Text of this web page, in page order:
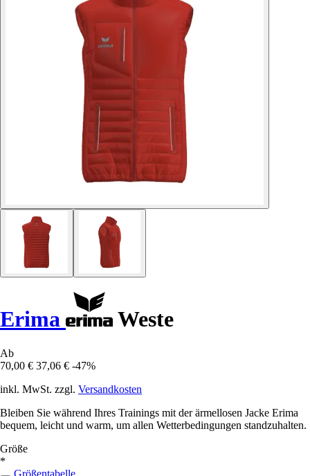
Erima Weste
Ab
70,00 € 37,06 € -47%
inkl. MwSt. zzgl. Versandkosten
Bleiben Sie während Ihres Trainings mit der ärmellosen Jacke Erima
bequem, leicht und warm, um allen Wetterbedingungen standzuhalten.
Größe
*
Größentabelle